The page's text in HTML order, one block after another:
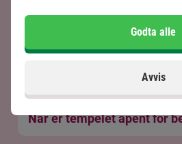
Når er tempelet åpent for
Avvis
Godta alle